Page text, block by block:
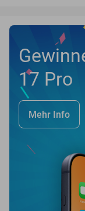
17 Pro
Mehr Info